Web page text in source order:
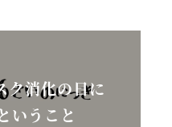
ク消化の日に
いうこと